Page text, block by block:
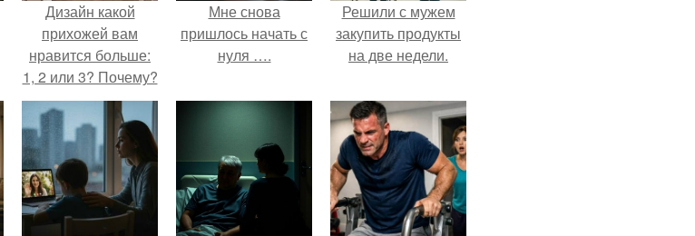
Дизайн какой
прихожей вам
нравится больше:
1, 2 или 3? Почему?
Мне снова
пришлось начать с
нуля ….
Решили с мужем
закупить продукты
на две недели.